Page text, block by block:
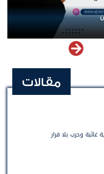
مقالات
غائبة وحرب بلا قرار